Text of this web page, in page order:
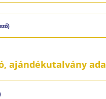
ajándékutalvány